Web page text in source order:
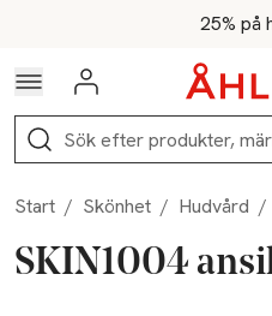
Hoppa till navigationsmenyn25% på
För
Logga in
Sök
Start / Skönhet / Hudvård /
SKIN1004